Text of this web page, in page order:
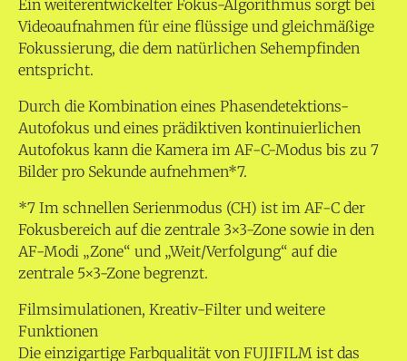
Ein weiterentwickelter Fokus-Algorithmus sorgt bei
Videoaufnahmen für eine flüssige und gleichmäßige
Fokussierung, die dem natürlichen Sehempfinden
entspricht.
Durch die Kombination eines Phasendetektions-
Autofokus und eines prädiktiven kontinuierlichen
Autofokus kann die Kamera im AF-C-Modus bis zu 7
Bilder pro Sekunde aufnehmen*7.
*7 Im schnellen Serienmodus (CH) ist im AF-C der
Fokusbereich auf die zentrale 3×3-Zone sowie in den
AF-Modi „Zone“ und „Weit/Verfolgung“ auf die
zentrale 5×3-Zone begrenzt.
Filmsimulationen, Kreativ-Filter und weitere
Funktionen
Die einzigartige Farbqualität von FUJIFILM ist das